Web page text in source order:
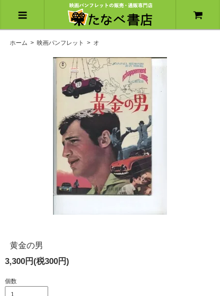
ホーム > 映画パンフレット > オ
黄金の男
3,300円(税300円)
個数